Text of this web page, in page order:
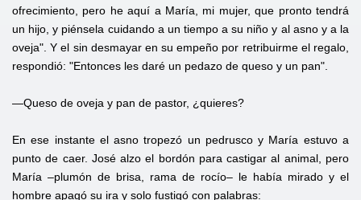
ofrecimiento, pero he aquí a María, mi mujer, que pronto tendrá
un hijo, y piénsela cuidando a un tiempo a su niño y al asno y a la
oveja". Y el sin desmayar en su empeño por retribuirme el regalo,
respondió: "Entonces les daré un pedazo de queso y un pan".
—Queso de oveja y pan de pastor, ¿quieres?
En ese instante el asno tropezó un pedrusco y María estuvo a
punto de caer. José alzo el bordón para castigar al animal, pero
María –plumón de brisa, rama de rocío– le había mirado y el
hombre apagó su ira y solo fustigó con palabras: